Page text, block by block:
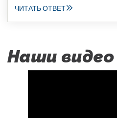
ЧИТАТЬ ОТВЕТ
Наши видео